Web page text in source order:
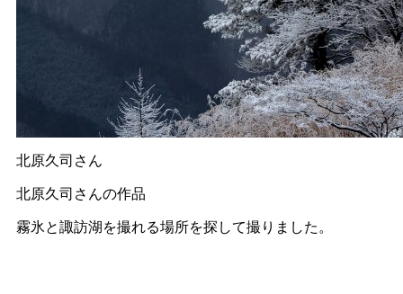
北原久司さん
北原久司さんの作品
霧氷と諏訪湖を撮れる場所を探して撮りました。